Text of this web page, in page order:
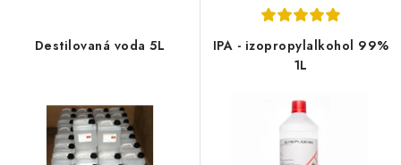
BYDLENÍ
Věrnostní program
Všeobecné obchodní podmínky
Destilovaná voda 5L
IPA - izopropylalkohol 99%
1L